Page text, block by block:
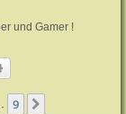
und Gamer !
9